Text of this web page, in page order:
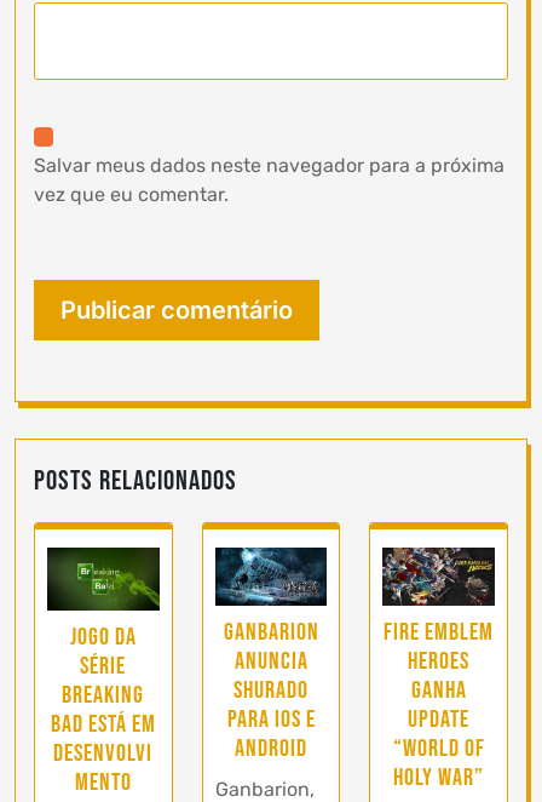
Salvar meus dados neste navegador para a próxima
vez que eu comentar.
Posts Relacionados
Jogo da
série
Breaking
Bad está em
desenvolvi
mento
Ganbarion
anuncia
Shurado
para iOS e
Android
Ganbarion,
Fire Emblem
Heroes
ganha
update
“World of
Holy War”